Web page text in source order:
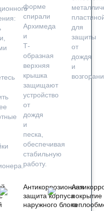
форме
спирали
Архимеда
и
Т-
образная
верхняя
крышка
защищают
устройство
от
дождя
и
песка,
обеспечивая
стабильную
работу.
для
защиты
от
дождя
и
Антикоррозионная
защита корпуса
наружного блока
покрытие